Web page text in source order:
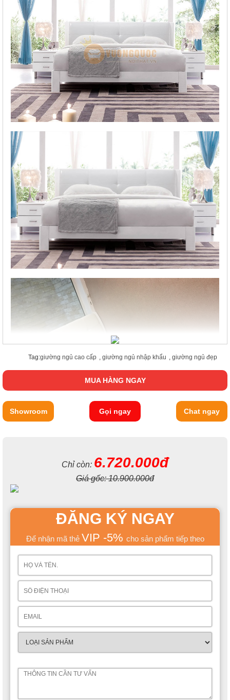
Tag:giường ngủ cao cấp , giường ngủ nhập khẩu , giường ngủ đẹp
MUA HÀNG NGAY
Showroom Gọi ngay Chat ngay
Chỉ còn: 6.720.000đ
Giá gốc:10.900.000đ
ĐĂNG KÝ NGAY
Để nhận mã thẻ VIP -5% cho sản phẩm tiếp theo